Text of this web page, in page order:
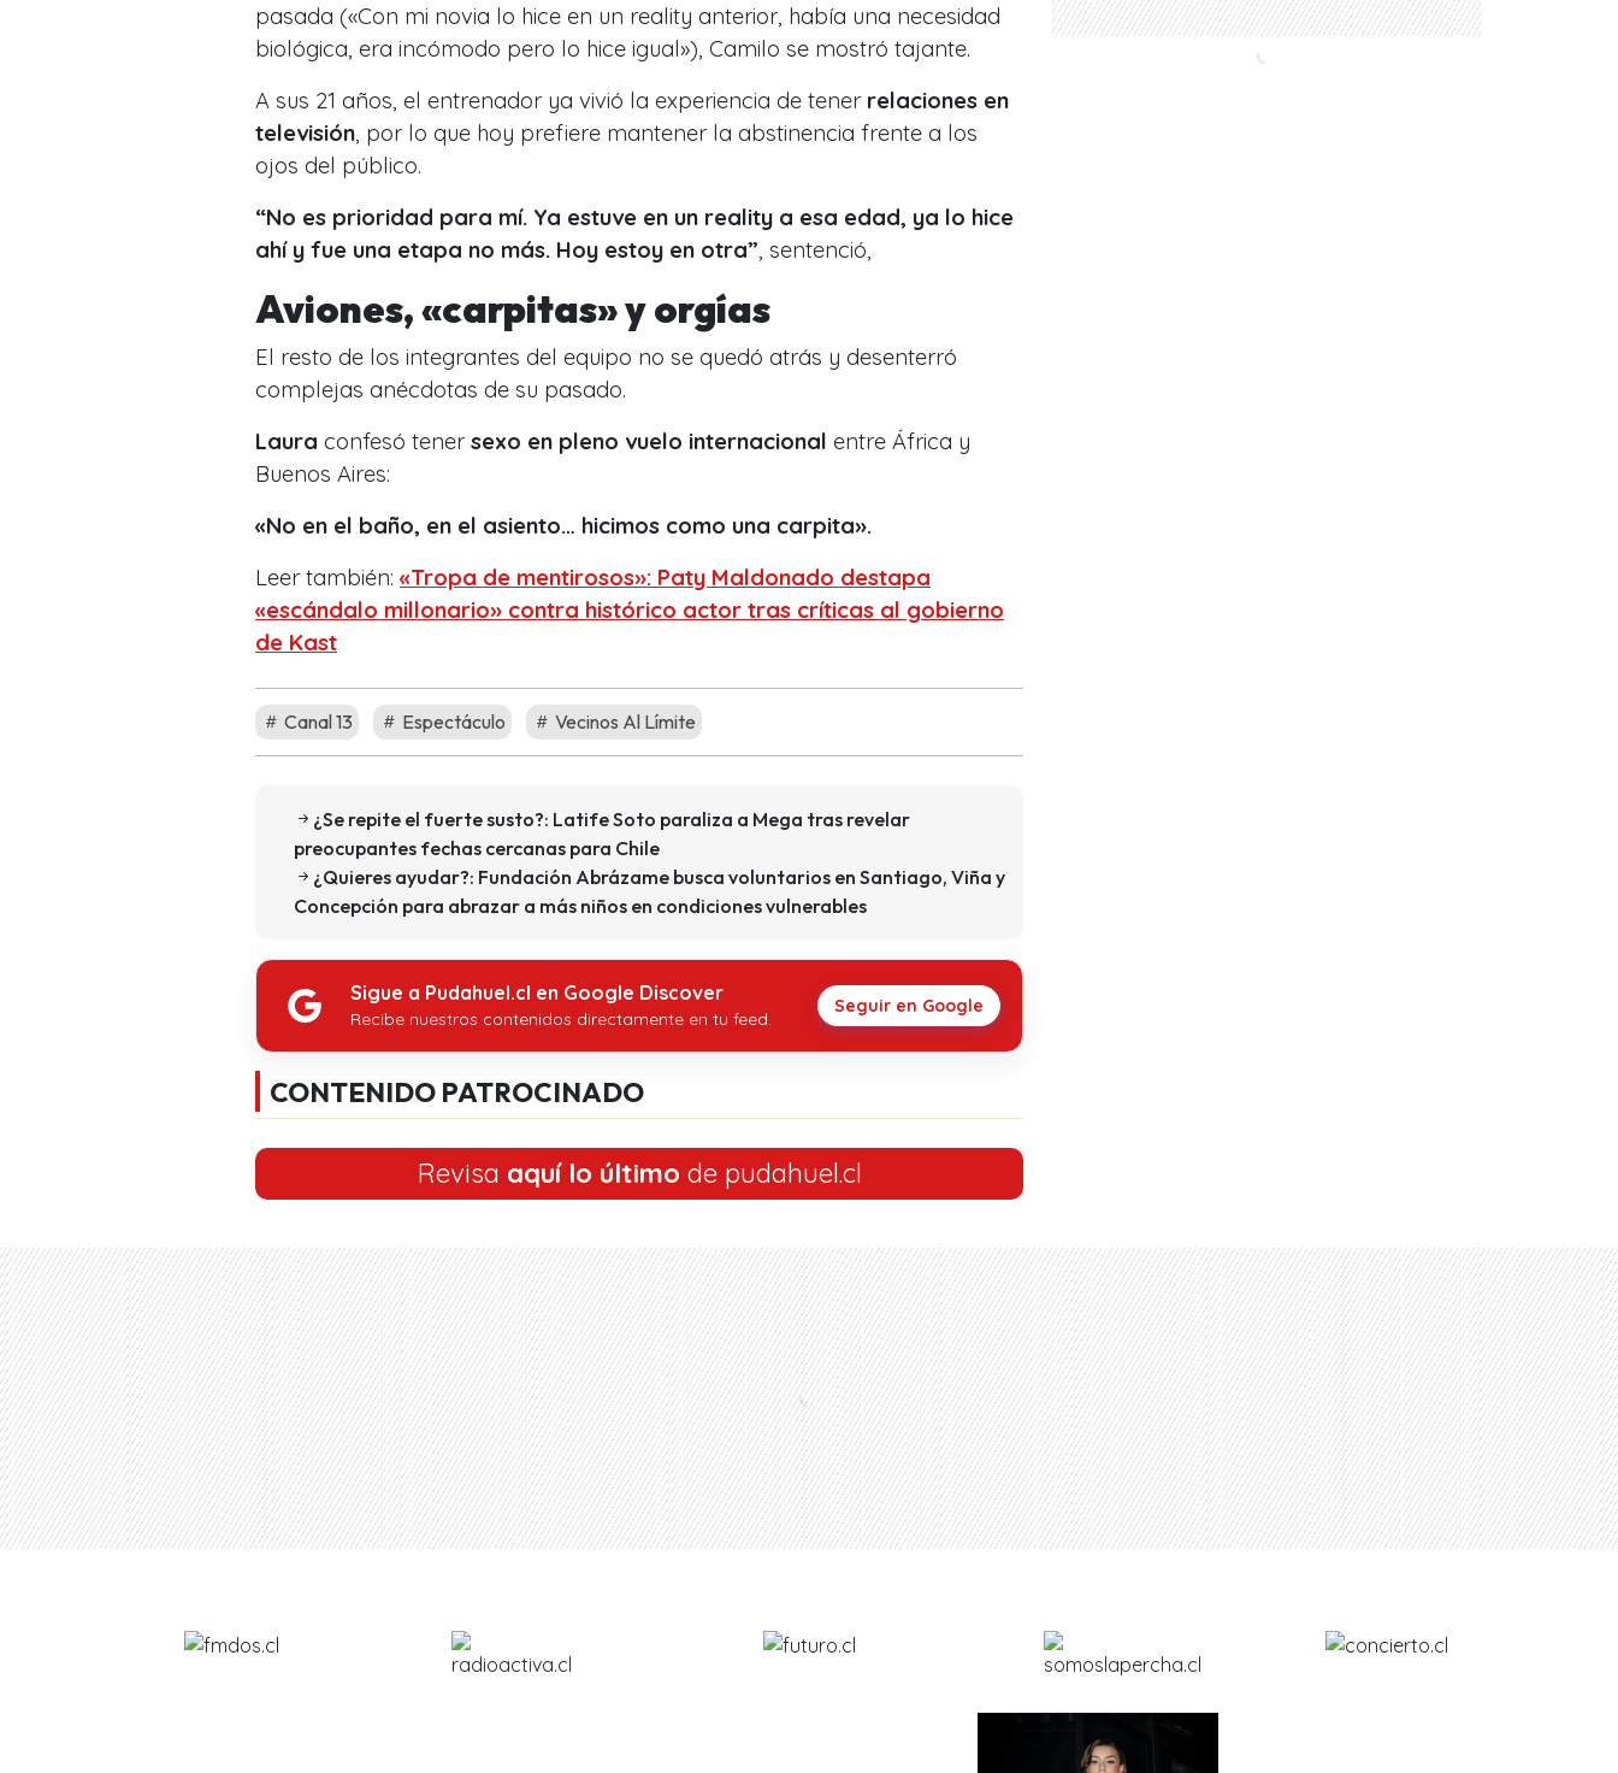
pasada («Con mi novia lo hice en un reality anterior, había una necesidad
biológica, era incómodo pero lo hice igual»), Camilo se mostró tajante.
A sus 21 años, el entrenador ya vivió la experiencia de tener relaciones en
televisión , por lo que hoy prefiere mantener la abstinencia frente a los
ojos del público.
“No es prioridad para mí. Ya estuve en un reality a esa edad, ya lo hice
ahí y fue una etapa no más. Hoy estoy en otra” , sentenció,
Aviones, «carpitas» y orgías
El resto de los integrantes del equipo no se quedó atrás y desenterró
complejas anécdotas de su pasado.
Laura confesó tener sexo en pleno vuelo internacional entre África y
Buenos Aires:
«No en el baño, en el asiento… hicimos como una carpita».
Leer también: «Tropa de mentirosos»: Paty Maldonado destapa
«escándalo millonario» contra histórico actor tras críticas al gobierno
de Kast
Canal 13 Espectáculo Vecinos Al Límite
¿Se repite el fuerte susto?: Latife Soto paraliza a Mega tras revelar
preocupantes fechas cercanas para Chile
¿Quieres ayudar?: Fundación Abrázame busca voluntarios en Santiago, Viña y
Concepción para abrazar a más niños en condiciones vulnerables
Sigue a Pudahuel.cl en Google Discover
Recibe nuestros contenidos directamente en tu feed.
Seguir en Google
CONTENIDO PATROCINADO
Revisa aquí lo último de pudahuel.cl